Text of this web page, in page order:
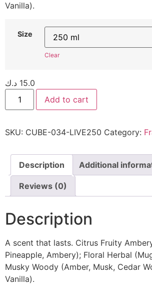
Vanilla).
Size
Clear
15.0 د.ك
Add to cart
SKU: CUBE-034-LIVE250 Category:
Description Additional
Reviews (0)
Description
A scent that lasts. Citrus Fruity
Pineapple, Ambery); Floral Herbal
Musky Woody (Amber, Musk, Cedar
Vanilla).